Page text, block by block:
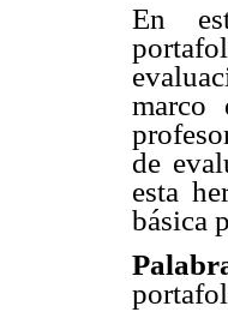
En
marco
de
esta
básica